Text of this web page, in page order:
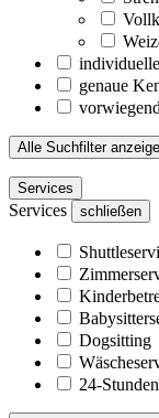
genaue
Alle Suchfilter
Services
Services schließen
Dogsitting
24-